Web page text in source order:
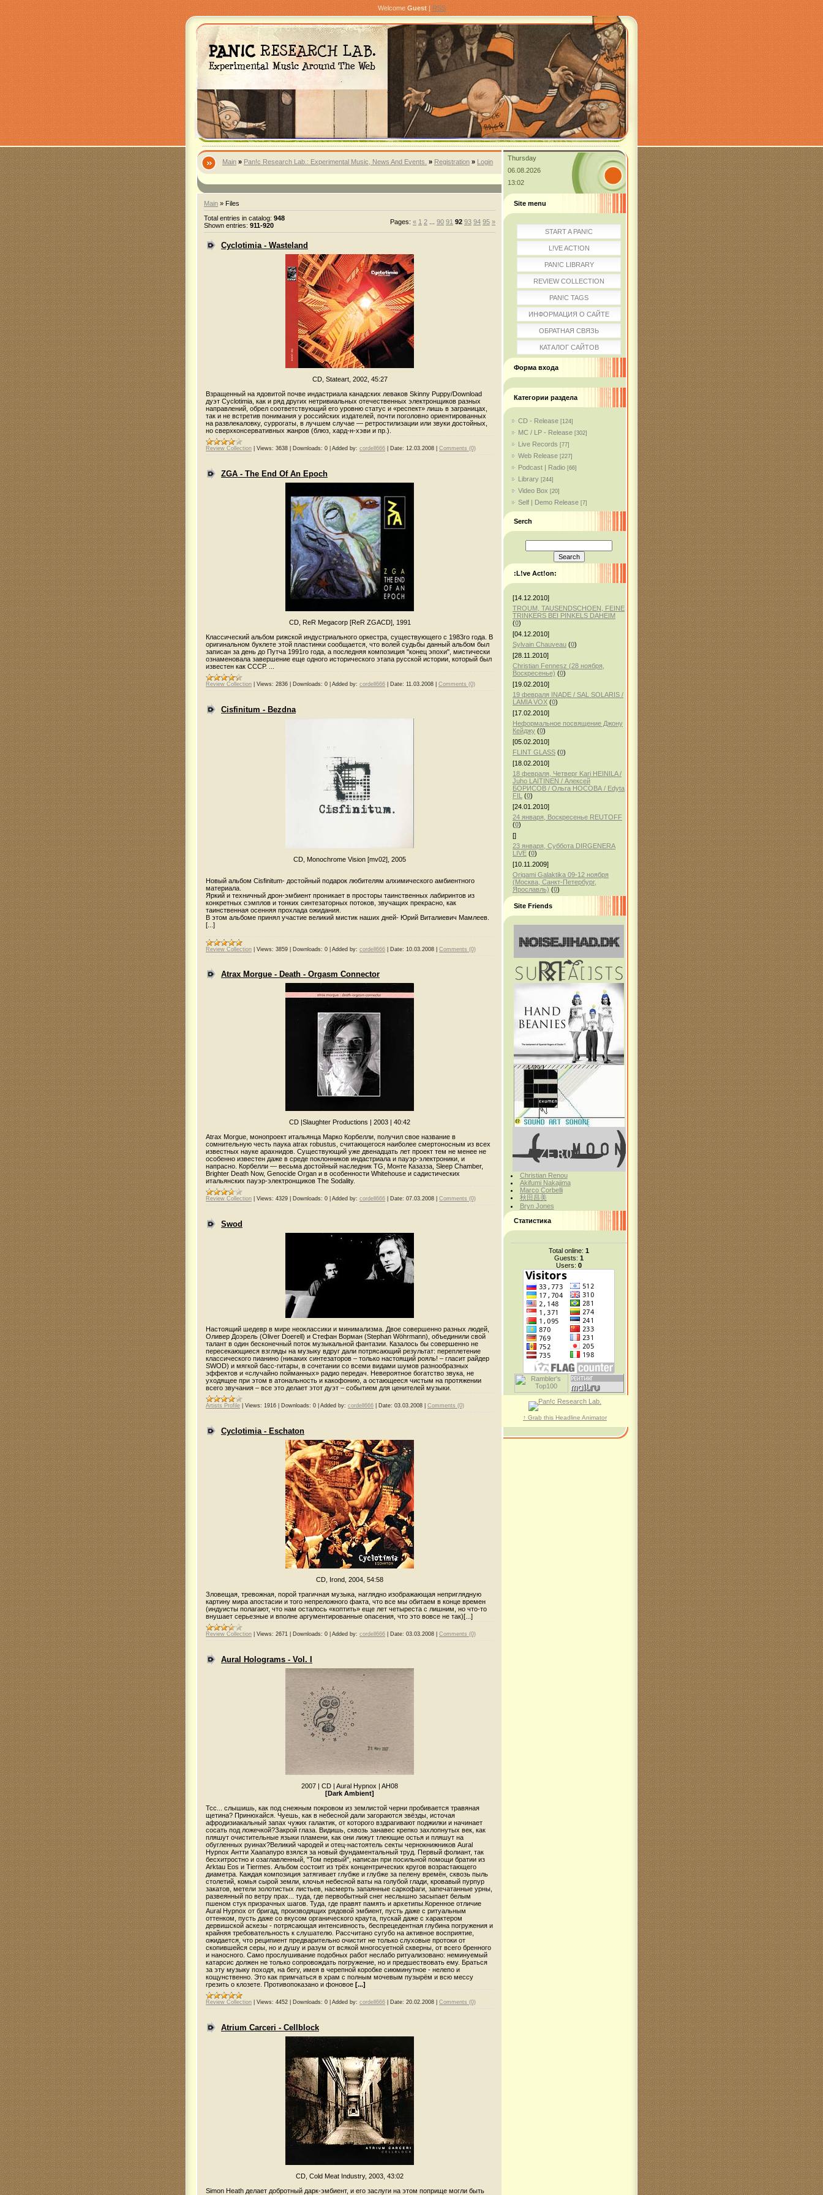
Welcome Guest| RSS
Main » Pan!c Research Lab.: Experimental Music, News And Events. » Registration » Login
Thursday
06.08.2026
13:02
Main » Files
Total entries in catalog: 948
Shown entries: 911-920 Pages: « 1 2 90 91 92 93 94 95 »
Cyclotimia - Wasteland
CD, Stateart, 2002, 45:27
Взращенный на ядовитой почве индастриала канадских леваков Skinny Puppy/Download
дуэт Cyclotimia, как и ряд других нетривиальных отечественных электронщиков разных
направлений, обрел соответствующий его уровню статус и «респект» лишь в заграницах,
так и не встретив понимания у российских издателей, почти поголовно ориентированных
на развлекаловку, суррогаты, в лучшем случае — ретростилизации или звуки достойных,
но сверхконсервативных жанров (блюз, хард-н-хэви и пр.).
Review Collection Views: 3638 Downloads: 0 Added by: cordell666 Date: 12.03.2008 Comments (0)
ZGA - The End Of An Epoch
CD, ReR Megacorp [ReR ZGACD], 1991
Классический альбом рижской индустриального оркестра, существующего с 1983го года. В
оригинальном буклете этой пластинки сообщается, что волей судьбы данный альбом был
записан за день до Путча 1991го года, а последняя композиция ''конец эпохи'', мистически
ознаменовала завершение еще одного исторического этапа русской истории, который был
известен как СССР. ...
Review Collection Views: 2836 Downloads: 0 Added by: cordell666 Date: 11.03.2008 Comments (0)
Cisfinitum - Bezdna
CD, Monochrome Vision [mv02], 2005
Новый альбом Cisfinitum- достойный подарок любителям алхимического амбиентного
материала.
Яркий и техничный дрон-эмбиент проникает в просторы таинственных лабиринтов из
конкретных сэмплов и тонких синтезаторных потоков, звучащих прекрасно, как
таинственная осенняя прохлада ожидания.
В этом альбоме принял участие великий мистик наших дней- Юрий Виталиевич Мамлеев.
[...]
Review Collection Views: 3859 Downloads: 0 Added by: cordell666 Date: 10.03.2008 Comments (0)
Atrax Morgue - Death - Orgasm Connector
CD |Slaughter Productions | 2003 | 40:42
Atrax Morgue, монопроект итальянца Марко Корбелли, получил свое название в
сомнительную честь паука atrax robustus, считающегося наиболее смертоносным из всех
известных науке арахнидов. Существующий уже двенадцать лет проект тем не менее не
особенно известен даже в среде поклонников индастриала и пауэр-электроники, и
напрасно. Корбелли — весьма достойный наследник TG, Монте Казазза, Sleep Chamber,
Brighter Death Now, Genocide Organ и в особенности Whitehouse и садистических
итальянских пауэр-электронщиков The Sodality.
Review Collection Views: 4329 Downloads: 0 Added by: cordell666 Date: 07.03.2008 Comments (0)
Swod
Настоящий шедевр в мире неоклассики и минимализма. Двое совершенно разных людей,
Оливер Доэрель (Oliver Doerell) и Стефан Ворман (Stephan Wöhrmann), объединили свой
талант в один бесконечный поток музыкальной фантазии. Казалось бы совершенно не
пересекающиеся взгляды на музыку вдруг дали потрясающий результат: переплетение
классического пианино (никаких синтезаторов – только настоящий рояль! – гласит райдер
SWOD) и мягкой басс-гитары, в сочетании со всеми видами шумов разнообразных
эффектов и «случайно пойманных» радио передач. Невероятное богатство звука, не
уходящее при этом в атональность и какофонию, а остающееся чистым на протяжении
всего звучания – все это делает этот дуэт – событием для ценителей музыки.
Artists Profile Views: 1916 Downloads: 0 Added by: cordell666 Date: 03.03.2008 Comments (0)
Cyclotimia - Eschaton
CD, Irond, 2004, 54:58
Зловещая, тревожная, порой трагичная музыка, наглядно изображающая неприглядную
картину мира апостасии и того непреложного факта, что все мы обитаем в конце времен
(индуисты полагают, что нам осталось «коптить» еще лет четыреста с лишним, но что-то
внушает серьезные и вполне аргументированные опасения, что это вовсе не так)[...]
Review Collection Views: 2671 Downloads: 0 Added by: cordell666 Date: 03.03.2008 Comments (0)
Aural Holograms - Vol. I
2007 CD Aural Hypnox
AH08
[Dark Ambient]
Тсс... слышишь, как под снежным покровом из землистой черни пробивается травяная
щетина? Принюхайся. Чуешь, как в небесной дали загораются звёзды, источая
афродизиакальный запах чужих галактик, от которого вздрагивают поджилки и начинает
сосать под ложечкой?Закрой глаза. Видишь, сквозь занавес крепко захлопнутых век, как
пляшут очистительные языки пламени, как они лижут тлеющие остья и пляшут на
обугленных руинах?Великий чародей и отец-настоятель секты чернокнижников Aural
Hypnox Антти Хаапапуро взялся за новый фундаментальный труд. Первый фолиант, так
бесхитростно и озаглавленный, "Том первый", написан при посильной помощи братии из
Arktau Eos и Tiermes. Альбом состоит из трёх концентрических кругов возрастающего
диаметра. Каждая композиция затягивает глубже и глубже за пелену времён, сквозь пыль
столетий, комья сырой земли, клочья небесной ваты на голубой глади, кровавый пурпур
закатов, метели золотистых листьев, насмерть запаянные саркофаги, запечатанные урны,
развеянный по ветру прах... туда, где первобытный снег неслышно засыпает белым
пшеном стук призрачных шагов. Туда, где правят память и архетипы.Коренное отличие
Aural Hypnox от бригад, производящих рядовой эмбиент, пусть даже с ритуальным
оттенком, пусть даже со вкусом органического краута, пускай даже с характером
дервишской аскезы - потрясающая интенсивность, беспрецедентная глубина погружения и
крайняя требовательность к слушателю. Рассчитано сугубо на активное восприятие,
ожидается, что реципиент предварительно очистит не только слуховые протоки от
скопившейся серы, но и душу и разум от всякой многосуетной скверны, от всего бренного
и наносного. Само прослушивание подобных работ неслабо ритуализовано: неминуемый
катарсис должен не только сопровождать погружение, но и предшествовать ему. Браться
за эту музыку походя, на бегу, имея в черепной коробке сиюминутное - нелепо и
кощунственно. Это как примчаться в храм с полным мочевым пузырём и всю мессу
грезить о клозете. Противопоказано и фоновое [...]
Review Collection Views: 4452 Downloads: 0 Added by: cordell666 Date: 20.02.2008 Comments (0)
Atrium Carceri - Cellblock
CD, Cold Meat Industry, 2003, 43:02
Simon Heath делает добротный дарк-эмбиент, и его заслуги на этом поприще могли быть
Site menu
START A PAN!C
L!VE ACT!ON
PAN!C LIBRARY
REVIEW COLLECTION
PAN!C TAGS
ИНФОРМАЦИЯ О САЙТЕ
ОБРАТНАЯ СВЯЗЬ
КАТАЛОГ САЙТОВ
Форма входа
Категории раздела
CD - Release [124]
MC / LP - Release [302]
Live Records [77]
Web Release [227]
Podcast | Radio [66]
Library [244]
Video Box [20]
Self | Demo Release [7]
Serch
:L!ve Act!on:
[14.12.2010]
TROUM, TAUSENDSCHOEN, FEINE
TRINKERS BEI PINKELS DAHEIM
(0)
[04.12.2010]
Sylvain Chauveau (0)
[28.11.2010]
Christian Fennesz (28 ноября,
Воскресенье) (0)
[19.02.2010]
19 февраля INADE / SAL SOLARIS /
LAMIA VOX (0)
[17.02.2010]
Неформальное посвящение Джону
Кейджу (0)
[05.02.2010]
FLINT GLASS (0)
[18.02.2010]
18 февраля, Четверг Kari HEINILA /
Juho LAITINEN / Алексей
БОРИСОВ / Ольга НОСОВА / Edyta
FIL (0)
[24.01.2010]
24 января, Воскресенье REUTOFF
(0)
[]
23 января, Суббота DIRGENERA
LIVE (0)
[10.11.2009]
Origami Galaktika 09-12 ноября
(Москва, Санкт-Петербург,
Ярославль) (0)
Site Friends
Christian Renou
Akifumi Nakajima
Marco Corbelli
秋田昌美
Bryn Jones
Статистика
Total online: 1
Guests: 1
Users: 0
↑ Grab this Headline Animator